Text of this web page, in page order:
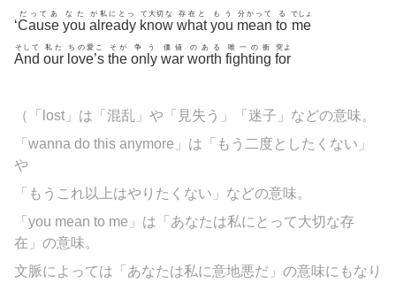
‘Cause
だってあ
you
なた
already
が私にとっ
know
て大切な
what
存在と
you
もう
mean
分かって
to
る
me
でしょ
And
そして
our
私た
love’s
ちの愛こ
the
そが
only
争う
war
価値
worth
のある
fighting
唯一の衝
for
突よ
（「lost」は「混乱」や「見失う」「迷子」などの意味。
「wanna do this anymore」は「もう二度としたくない」
や
「もうこれ以上はやりたくない」などの意味。
「you mean to me」は「あなたは私にとって大切な存
在」の意味。
文脈によっては「あなたは私に意地悪だ」の意味にもなり